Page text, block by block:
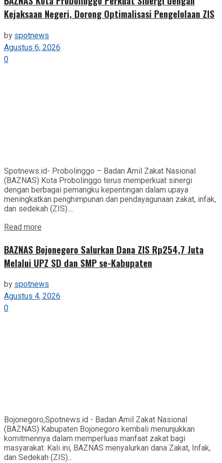
Kejaksaan Negeri, Dorong Optimalisasi Pengelolaan ZIS
byspotnews
Agustus 6, 2026
0
Spotnews.id- Probolinggo – Badan Amil Zakat Nasional
(BAZNAS) Kota Probolinggo terus memperkuat sinergi
dengan berbagai pemangku kepentingan dalam upaya
meningkatkan penghimpunan dan pendayagunaan zakat, infak,
dan sedekah (ZIS)....
Read more
BAZNAS Bojonegoro Salurkan Dana ZIS Rp254,7 Juta
Melalui UPZ SD dan SMP se-Kabupaten
byspotnews
Agustus 4, 2026
0
Bojonegoro,Spotnews.id - Badan Amil Zakat Nasional
(BAZNAS) Kabupaten Bojonegoro kembali menunjukkan
komitmennya dalam memperluas manfaat zakat bagi
masyarakat. Kali ini, BAZNAS menyalurkan dana Zakat, Infak,
dan Sedekah (ZIS)...